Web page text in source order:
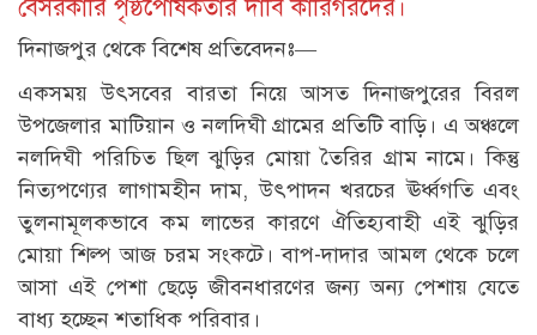
বেসরকারি পৃষ্ঠপোষকতার দাবি কারিগরদের।
দিনাজপুর থেকে বিশেষ প্রতিবেদনঃ—
একসময় উৎসবের বারতা নিয়ে আসত দিনাজপুরের বিরল
উপজেলার মাটিয়ান ও নলদিঘী গ্রামের প্রতিটি বাড়ি। এ অঞ্চলে
নলদিঘী পরিচিত ছিল ঝুড়ির মোয়া তৈরির গ্রাম নামে। কিন্তু
নিত্যপণ্যের লাগামহীন দাম, উৎপাদন খরচের ঊর্ধ্বগতি এবং
তুলনামূলকভাবে কম লাভের কারণে ঐতিহ্যবাহী এই ঝুড়ির
মোয়া শিল্প আজ চরম সংকটে। বাপ-দাদার আমল থেকে চলে
আসা এই পেশা ছেড়ে জীবনধারণের জন্য অন্য পেশায় যেতে
বাধ্য হচ্ছেন শতাধিক পরিবার।